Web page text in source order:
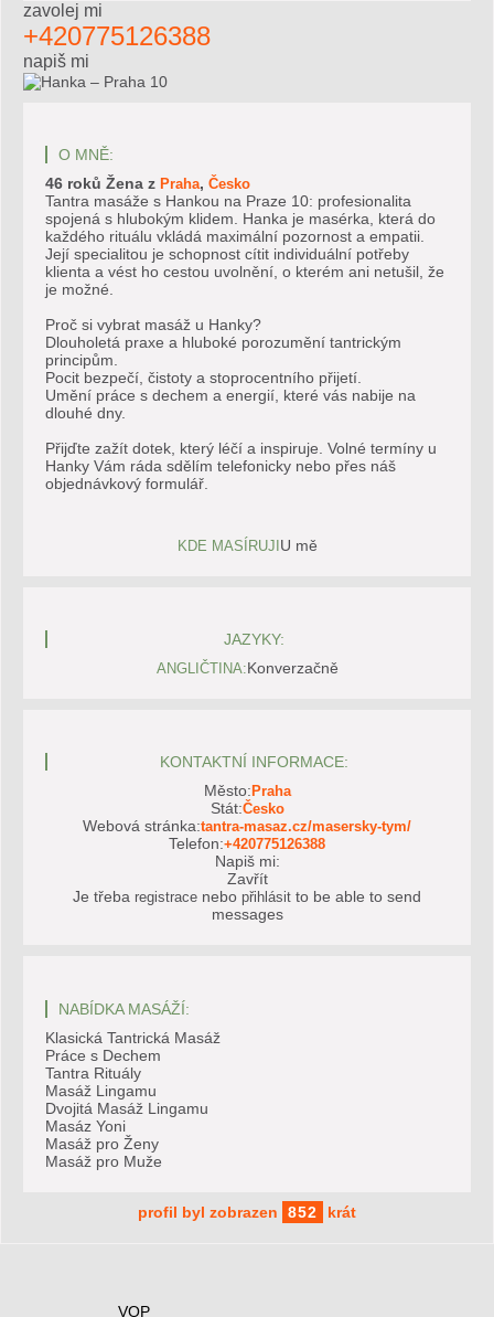
zavolej mi
+420775126388
napiš mi
O MNĚ:
46 roků Žena z Praha, Česko
Tantra masáže s Hankou na Praze 10: profesionalita
spojená s hlubokým klidem. Hanka je masérka, která do
každého rituálu vkládá maximální pozornost a empatii.
Její specialitou je schopnost cítit individuální potřeby
klienta a vést ho cestou uvolnění, o kterém ani netušil, že
je možné.
Proč si vybrat masáž u Hanky?
Dlouholetá praxe a hluboké porozumění tantrickým
principům.
Pocit bezpečí, čistoty a stoprocentního přijetí.
Umění práce s dechem a energií, které vás nabije na
dlouhé dny.
Přijďte zažít dotek, který léčí a inspiruje. Volné termíny u
Hanky Vám ráda sdělím telefonicky nebo přes náš
objednávkový formulář.
KDE MASÍRUJI U mě
JAZYKY:
ANGLIČTINA:Konverzačně
KONTAKTNÍ INFORMACE:
Město: Praha
Stát:Česko
Webová stránka:tantra-masaz.cz/masersky-tym/
Telefon:+420775126388
Napiš mi:
Zavřít
Je třeba registrace nebo přihlásit to be able to send
messages
NABÍDKA MASÁŽÍ:
Klasická Tantrická Masáž
Práce s Dechem
Tantra Rituály
Masáž Lingamu
Dvojitá Masáž Lingamu
Masáz Yoni
Masáž pro Ženy
Masáž pro Muže
profil byl zobrazen 852 krát
VOP